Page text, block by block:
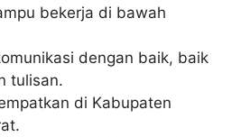
bekerja di bawah
dengan baik, baik
tulisan.
di Kabupaten